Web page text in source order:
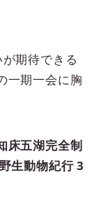
期待できる
一期一会に胸
床五湖完全制
生動物紀行 3